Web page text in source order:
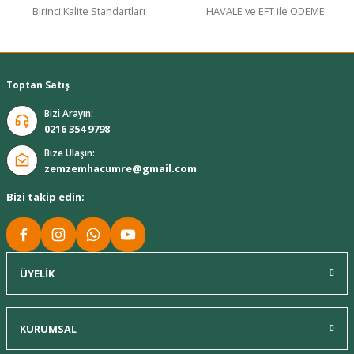
Birinci Kalite Standartları HAVALE ve EFT ile ÖDEME
Toptan Satış
Bizi Arayın:
0216 354 9798
Bize Ulaşın:
zemzemhacumre@gmail.com
Bizi takip edin;
ÜYELİK
KURUMSAL